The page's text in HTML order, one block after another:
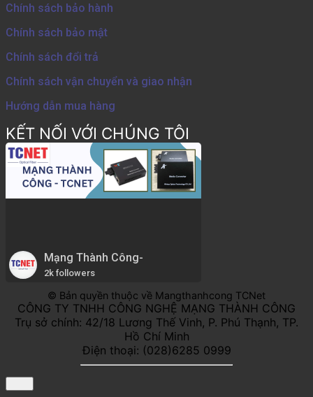
Chính sách bảo hành
Chính sách bảo mật
Chính sách đổi trả
Chính sách vận chuyển và giao nhận
Hướng dẫn mua hàng
KẾT NỐI VỚI CHÚNG TÔI
Mạng Thành Công-
2k followers
© Bản quyền thuộc về Mangthanhcong TCNet
CÔNG TY TNHH CÔNG NGHỆ MẠNG THÀNH CÔNG
Trụ sở chính: 42/18 Lương Thế Vinh, P. Phú Thạnh, TP.
Hồ Chí Minh
Điện thoại: (028)6285 0999